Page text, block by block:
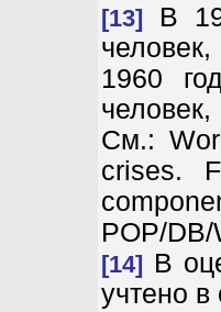
[13] В
1960
См.:
crises.
POP/
[14] В
учтено